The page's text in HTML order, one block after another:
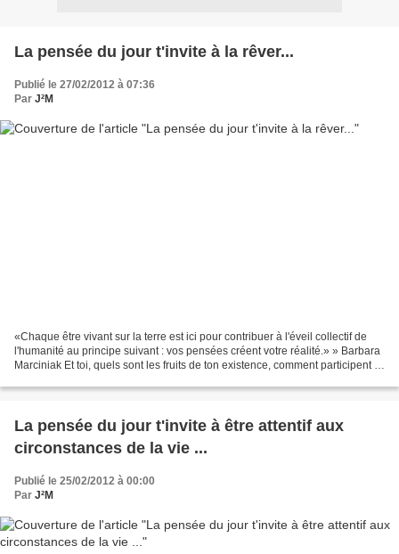
La pensée du jour t'invite à la rêver...
Publié le 27/02/2012 à 07:36
Par J²M
«Chaque être vivant sur la terre est ici pour contribuer à l'éveil collectif de
l'humanité au principe suivant : vos pensées créent votre réalité.» » Barbara
Marciniak Et toi, quels sont les fruits de ton existence, comment participent ils
La pensée du jour t'invite à être attentif aux
circonstances de la vie ...
Publié le 25/02/2012 à 00:00
Par J²M